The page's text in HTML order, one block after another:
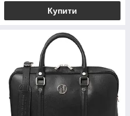
Купити